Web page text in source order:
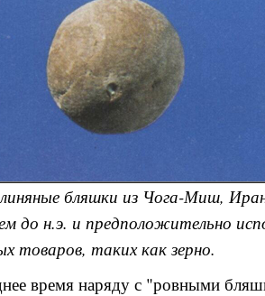
бляшки из Чога-Миш,
до н.э. и предположительно
товаров, таких как зерно.
время наряду с "ровными